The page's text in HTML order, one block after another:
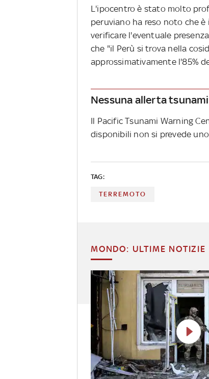
L'ipocentro è stato molto
peruviano ha reso noto che
verificare l'eventuale
che "il Perù si trova nella
approssimativamente l'85%
Nessuna allerta tsunami
Il Pacific Tsunami Warning
disponibili non si prevede
TAG:
TERREMOTO
MONDO: ULTIME NOTIZIE